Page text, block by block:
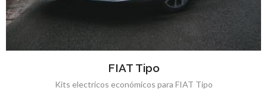
FIAT Tipo
Kits electricos económicos para FIAT Tipo